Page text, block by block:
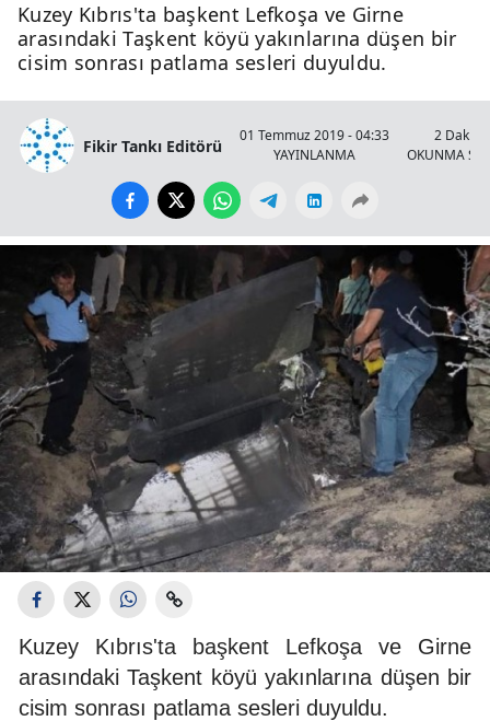
Kuzey Kıbrıs'ta başkent Lefkoşa ve Girne
arasındaki Taşkent köyü yakınlarına düşen bir
cisim sonrası patlama sesleri duyuldu.
Fikir Tankı Editörü
01 Temmuz 2019 - 04:33
YAYINLANMA
2 Dakika
OKUNMA
Kuzey Kıbrıs'ta başkent Lefkoşa ve Girne
arasındaki Taşkent köyü yakınlarına düşen bir
cisim sonrası patlama sesleri duyuldu.